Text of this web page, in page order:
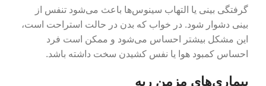
گرفتگی بینی یا التهاب سینوس‌ها باعث می‌شود تنفس از
بینی دشوار شود. در خواب که بدن در حالت استراحت است،
این مشکل بیشتر احساس می‌شود و ممکن است فرد
احساس کمبود هوا یا نفس کشیدن سخت داشته باشد.
بیماری‌های مزمن ریه